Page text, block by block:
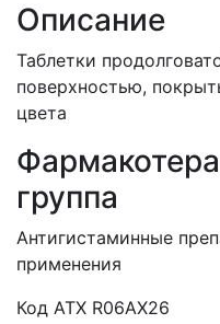
Описание
Таблетки
поверхностью,
цвета
группа
Антигистаминные
применения
Код АТХ R06AX26